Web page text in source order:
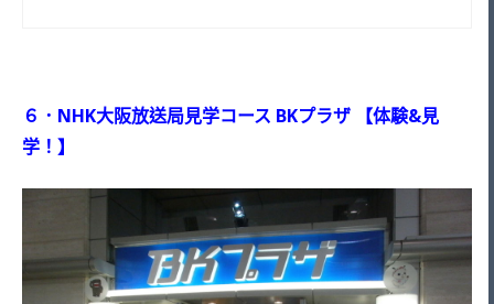
６．NHK大阪放送局見学コース BKプラザ 【体験&見
学！】